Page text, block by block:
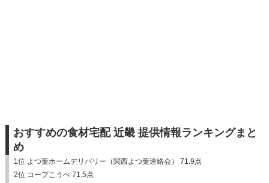
おすすめの食材宅配 近畿 提供情報ランキングまと
め
1位 よつ葉ホームデリバリー（関西よつ葉連絡会） 71.9点
2位 コープこうべ 71.5点